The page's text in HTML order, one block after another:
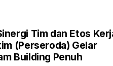
Tim dan Etos
(Perseroda) Gelar
Building Penuh